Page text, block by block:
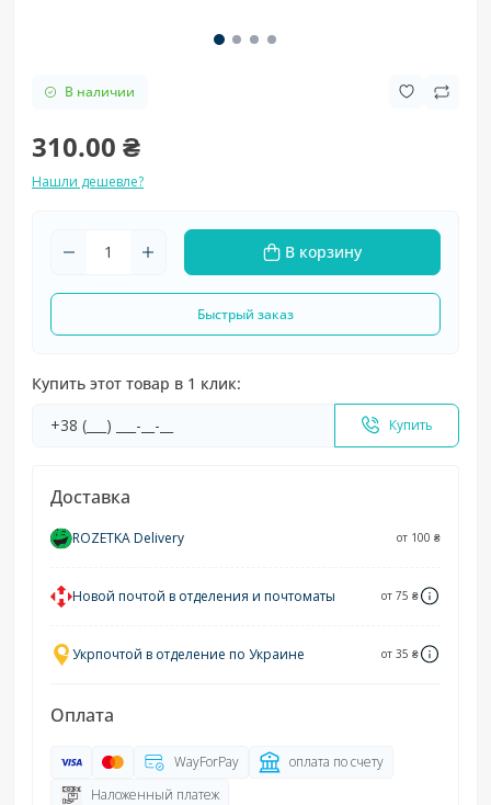
В наличии
310.00 ₴
Нашли дешевле?
В корзину
Быстрый заказ
Купить этот товар в 1 клик:
Купить
Доставка
ROZETKA Delivery от 100 ₴
Новой почтой в отделения и почтоматы от 75 ₴
Укрпочтой в отделение по Украине от 35 ₴
Оплата
WayForPay
оплата по счету
Наложенный платеж